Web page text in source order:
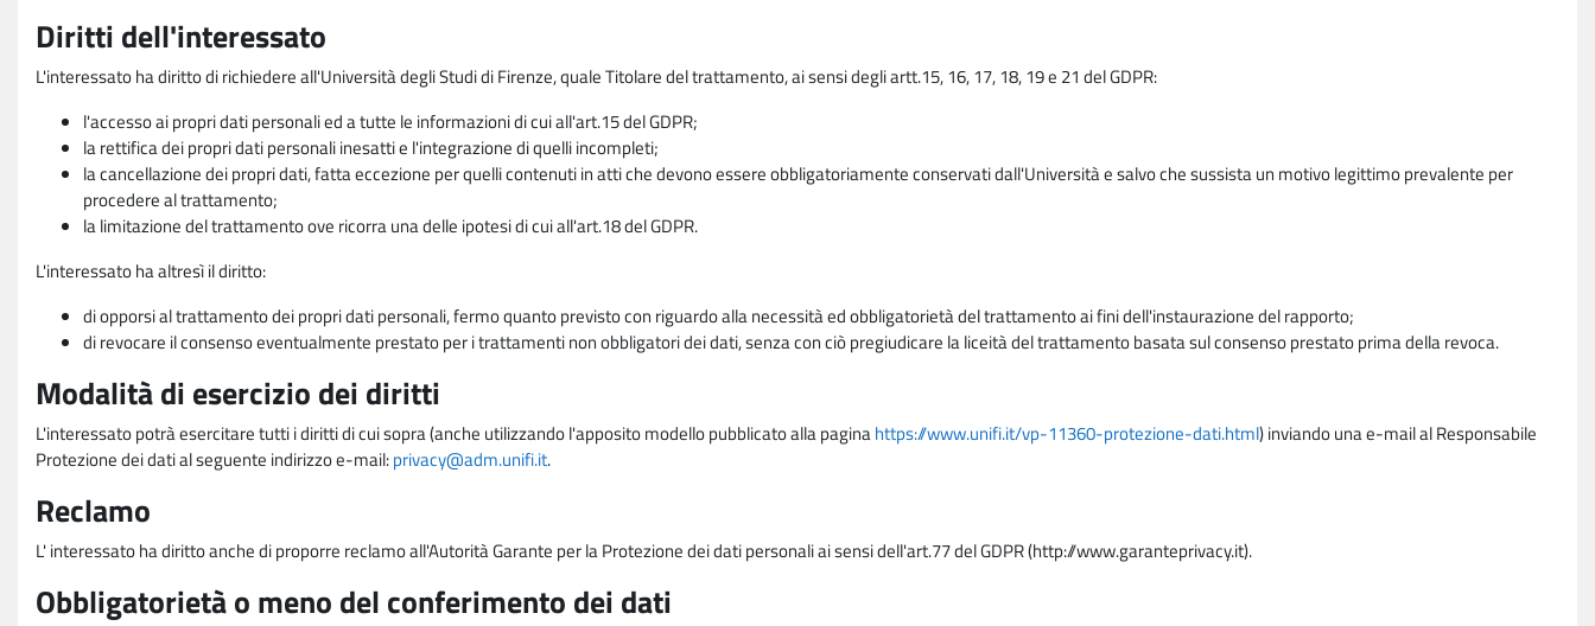
Diritti dell'interessato
L'interessato ha diritto di richiedere all'Università degli Studi di Firenze, quale Titolare del trattamento, ai sensi degli artt.15, 16, 17, 18, 19 e 21 del GDPR:
l'accesso ai propri dati personali ed a tutte le informazioni di cui all'art.15 del GDPR;
la rettifica dei propri dati personali inesatti e l'integrazione di quelli incompleti;
la cancellazione dei propri dati, fatta eccezione per quelli contenuti in atti che devono essere obbligatoriamente conservati dall'Università e salvo che sussista un motivo legittimo prevalente per
procedere al trattamento;
la limitazione del trattamento ove ricorra una delle ipotesi di cui all'art.18 del GDPR.
L'interessato ha altresì il diritto:
di opporsi al trattamento dei propri dati personali, fermo quanto previsto con riguardo alla necessità ed obbligatorietà del trattamento ai fini dell'instaurazione del rapporto;
di revocare il consenso eventualmente prestato per i trattamenti non obbligatori dei dati, senza con ciò pregiudicare la liceità del trattamento basata sul consenso prestato prima della revoca.
Modalità di esercizio dei diritti
L'interessato potrà esercitare tutti i diritti di cui sopra (anche utilizzando l'apposito modello pubblicato alla paginahttps://www.unifi.it/vp-11360-protezione-dati.html) inviando una e-mail al Responsabile
Protezione dei dati al seguente indirizzo e-mail:privacy@adm.unifi.it.
Reclamo
L' interessato ha diritto anche di proporre reclamo all'Autorità Garante per la Protezione dei dati personali ai sensi dell'art.77 del GDPR (http://www.garanteprivacy.it).
Obbligatorietà o meno del conferimento dei dati